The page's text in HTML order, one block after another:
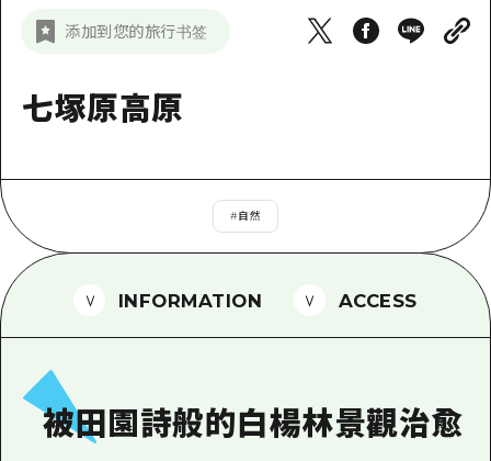
標準
治癒
宮島周邊
短途旅行
1晚2天
2晚3天
東山口
超值遊覽門票
廣島免費 Wi-Fi
常見問題
新聞
添加到您的旅行书签
七塚原高原
#自然
INFORMATION ACCESS
被田園詩般的白楊林景觀治愈